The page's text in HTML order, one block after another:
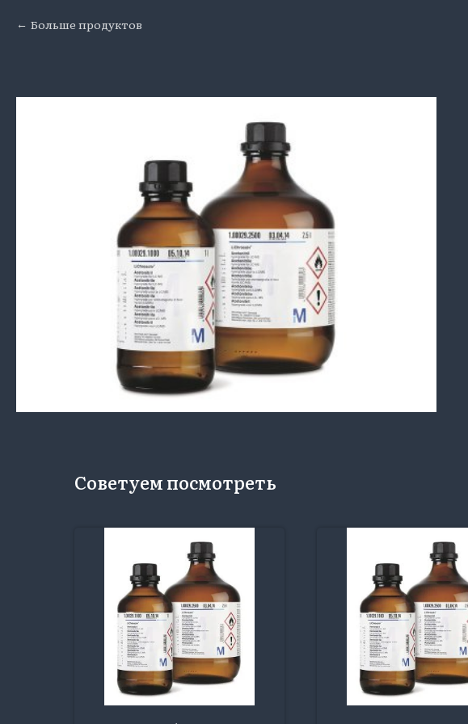
Больше продуктов
Советуем посмотреть